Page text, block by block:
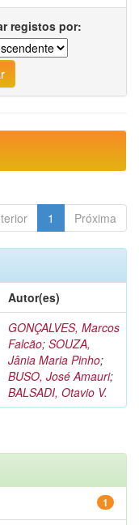
registos por:
1 Próxima
Autor(es)
GONÇALVES, Marcos
Falcão; SOUZA,
Jânia Maria Pinho;
BUSO, José Amauri;
BALSADI, Otavio V.
1